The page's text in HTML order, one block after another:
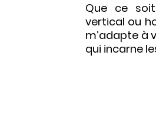
Que ce
vertical ou
m’adapte à
qui incarne